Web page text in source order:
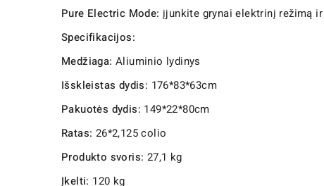
Pure Electric Mode: įjunkite grynai elektrinį režimą
Specifikacijos:
Medžiaga: Aliuminio lydinys
Išskleistas dydis: 176*83*63cm
Pakuotės dydis: 149*22*80cm
Ratas: 26*2,125 colio
Produkto svoris: 27,1 kg
Įkelti: 120 kg